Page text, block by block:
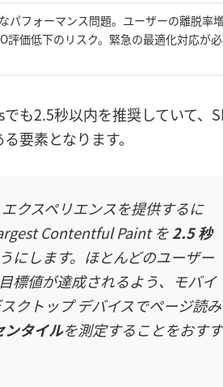
パフォーマンス問題。ユーザーの離脱率
評価低下のリスク。緊急の最適化対応が必
も2.5秒以内を推奨していて、
要素となります。
クスペリエンスを提供するに
Contentful Paint を2.5 秒
にします。ほとんどのユーザー
標値が達成されるよう、モバイ
クトップ デバイスでページ読み
ンタイルを測定することをおすす